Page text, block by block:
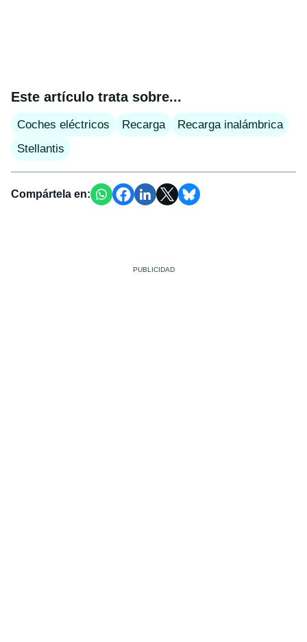
Este artículo trata sobre...
Coches eléctricos Recarga
Recarga inalámbrica
Stellantis
Compártela en: